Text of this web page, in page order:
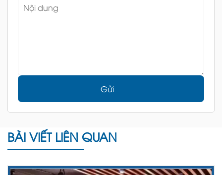
Gửi
BÀI VIẾT LIÊN QUAN